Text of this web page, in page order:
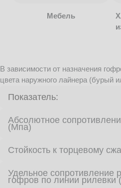
Мебель
В зависимости от назначения
цвета наружного лайнера (бурый
Показатель:
Абсолютное
(Мпа)
Стойкость к торцевому
Удельное сопротивление
гофров по линии рилевки